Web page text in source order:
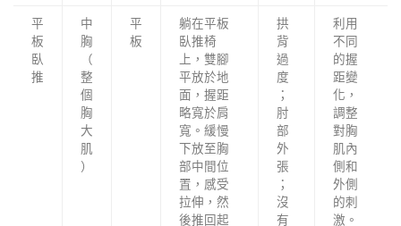
平
板
臥
推
中
胸
（
整
個
胸
大
肌
）
平
板
躺在平板
臥推椅
上，雙腳
平放於地
面，握距
略寬於肩
寬。緩慢
下放至胸
部中間位
置，感受
拉伸，然
後推回起
拱
背
過
度
；
肘
部
外
張
；
沒
有
利用
不同
的握
距變
化，
調整
對胸
肌內
側和
外側
的刺
激。